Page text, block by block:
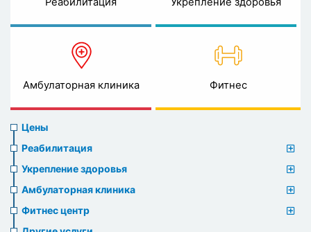
Амбулаторная клиника Фитнес
Prices
menu
Цены
Реабилитация
Укрепление здоровья
Амбулаторная клиника
Фитнес центр